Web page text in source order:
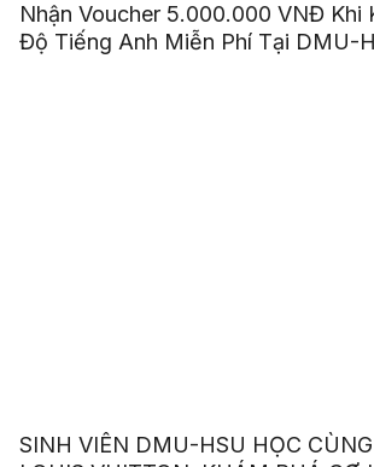
Nhận Voucher 5.000.000 VNĐ Khi
Độ Tiếng Anh Miễn Phí Tại DMU-
SINH VIÊN DMU-HSU HỌC